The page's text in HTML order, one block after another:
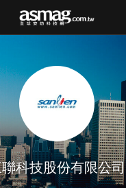
科技股份有限公司